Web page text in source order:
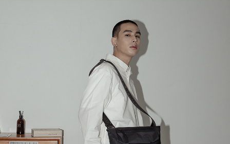
1.本服務係由「台灣大哥大股份有限公司」（以下簡稱本公司）所提供，讓
用戶於交易時，得透過本服務購買商品或服務，並由商店將買賣／分期付款
買賣價金債權讓與本公司後，依約使用本公司帳單繳交帳款。
2.基於同意付款使用「大哥付你分期」之契約關係目的，商店將以您的個人
資料（包含姓名、電話或地址）提供予台灣大哥大進項蒐集、處理及利用，
由本公司與您本人進行分期帳單所需資料之確認、核對及更正。
3.完整用戶服務條款，請詳閱以下連結：https://oppay.tw/userRule
ATM／網路銀行／等多元方式進行付款，方視為交易完成。
※ 請注意：結帳手續完成當下不需立刻繳費，但若您需要取消訂單，請聯絡
購買商品的店家。未經商家同意取消之訂單仍視為有效，需透過AFTEE先享
※ 交易是否成功請以「AFTEE先享後付 」之結帳頁面顯示為準，若有關於
是否繳費成功／繳費後需取消欲退款等相關疑問，請聯繫「AFTEE先享後付
https://netprotections.freshdesk.com/support/home
１．透過由恩沛科技股份有限公司提供之「AFTEE先享後付」服務完成之交
易，需依本服務之必要範圍內提供個人資料，並將交易相關給付款項請求債
權轉讓予恩沛科技股份有限公司。
２．關於個人資料處理事宜，請瀏覽以下網址：
https://aftee.tw/terms/#terms3
每筆NT$60，滿NT$2,000(含以上)免運費
付款後7-11取貨
每筆NT$60，滿NT$2,000(含以上)免運費